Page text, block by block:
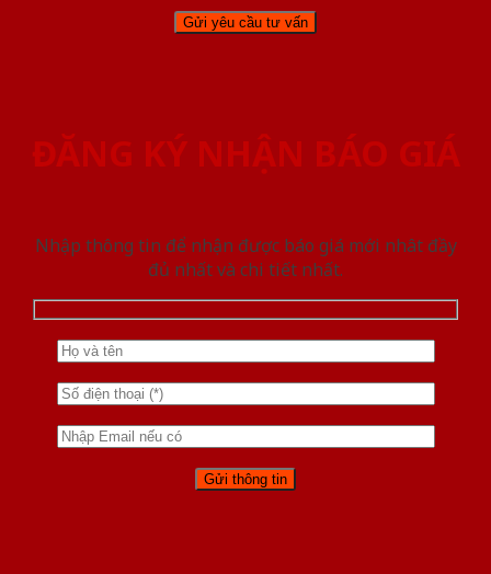
ĐĂNG KÝ NHẬN BÁO GIÁ
Nhập thông tin để nhận được báo giá mới nhât đầy
đủ nhất và chi tiết nhất.